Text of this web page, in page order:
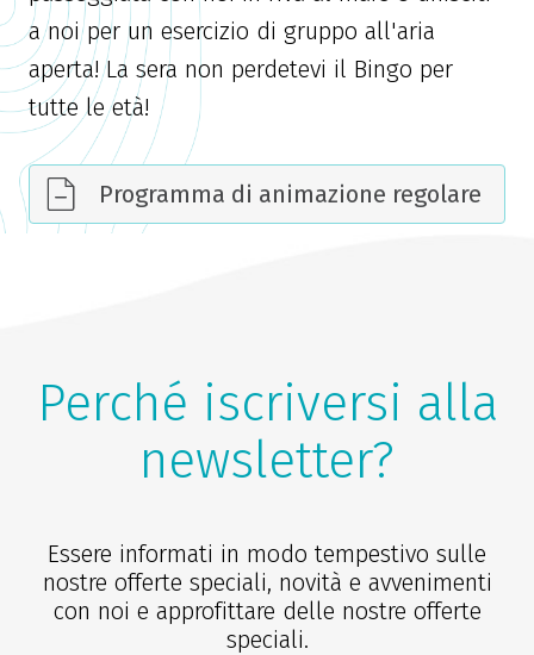
a noi per un esercizio di gruppo all'aria
aperta! La sera non perdetevi il Bingo per
tutte le età!
Programma di animazione regolare
Perché iscriversi alla
newsletter?
Essere informati in modo tempestivo sulle
nostre offerte speciali, novità e avvenimenti
con noi e approfittare delle nostre offerte
speciali.